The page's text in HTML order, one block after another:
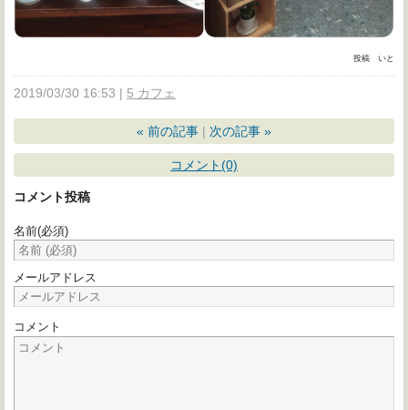
投稿 いと
2019/03/30 16:53 5 カフェ
« 前の記事 次の記事 »
コメント(0)
コメント投稿
名前(必須)
メールアドレス
コメント